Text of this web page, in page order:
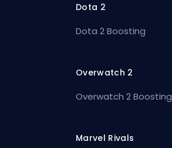
Dota 2
Dota 2 Boosting
Overwatch 2
Overwatch 2 Boosting
Marvel Rivals